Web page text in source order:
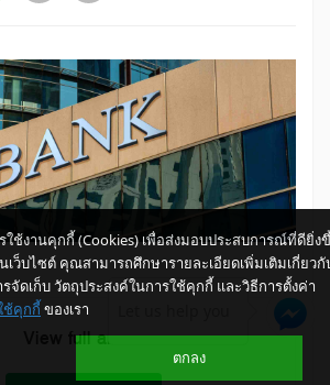
View full article
ใช้งานคุกกี้ (Cookies) เพื่อส่งมอบประสบการณ์ที่ดียิ่ง
ว็บไซต์ คุณสามารถศึกษารายละเอียดเพิ่มเติมเกี่ยวกั
ดเก็บ วัตถุประสงค์ในการใช้คุกกี้ และวิธีการตั้งค่า
ช้คุกกี้ ของเรา
ตกลง